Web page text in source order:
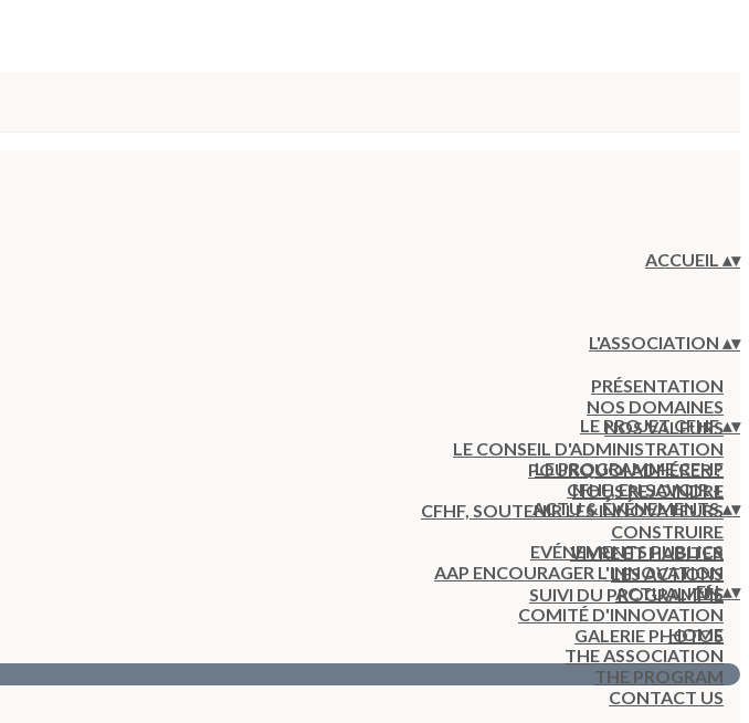
ACCUEIL ▴▾
L'ASSOCIATION ▴▾
PRÉSENTATION
NOS DOMAINES
NOS VALEURS
LE CONSEIL D'ADMINISTRATION
POURQUOI ADHÉRER ?
NOUS REJOINDRE
LE PROJET CFHF▴▾
LE PROGRAMME CFHF
CFHF, EN SAVOIR +
CFHF, SOUTENIR LES INNOVATEURS
CONSTRUIRE
VIVRE ET HABITER
LES ACTIONS
SUIVI DU PROGRAMME
ACTU & ÉVÉNEMENTS▴▾
EVÉNEMENTS PUBLICS
AAP ENCOURAGER L'INNOVATION
ACTUALITÉS
COMITÉ D'INNOVATION
GALERIE PHOTOS
EN▴▾
HOME
THE ASSOCIATION
THE PROGRAM
CONTACT US